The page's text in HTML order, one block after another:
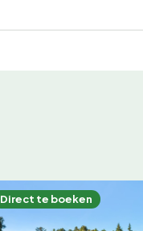
Direct te boeken